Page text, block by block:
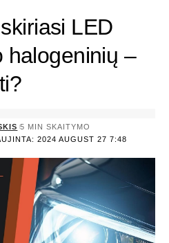
LED
halogeninių –
2024 AUGUST 27 7:48
5 MIN SKAITYMO